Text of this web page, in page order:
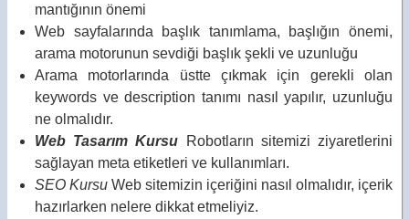
mantığının önemi
Web sayfalarında başlık tanımlama, başlığın önemi,
arama motorunun sevdiği başlık şekli ve uzunluğu
Arama motorlarında üstte çıkmak için gerekli olan
keywords ve description tanımı nasıl yapılır, uzunluğu
ne olmalıdır.
Web Tasarım Kursu
Robotların sitemizi ziyaretlerini
sağlayan meta etiketleri ve kullanımları.
SEO Kursu Web sitemizin içeriğini nasıl olmalıdır, içerik
hazırlarken nelere dikkat etmeliyiz.